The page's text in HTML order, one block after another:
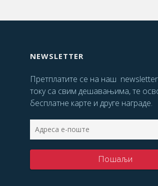
NEWSLETTER
Претплатите се на наш
току са свим дешавањима, те
бесплатне карте и друге награде.